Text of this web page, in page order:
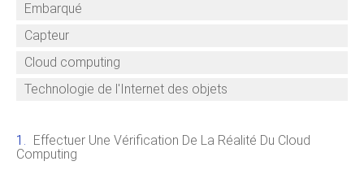
Embarqué
Capteur
Cloud computing
Technologie de l'Internet des objets
Effectuer Une Vérification De La Réalité Du Cloud
Computing